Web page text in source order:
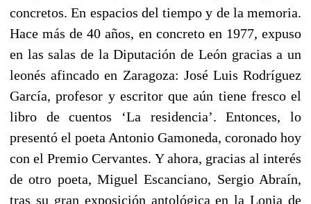
concretos. En espacios del tiempo y de la memoria.
Hace más de 40 años, en concreto en 1977, expuso
en las salas de la Diputación de León gracias a un
leonés afincado en Zaragoza: José Luis Rodríguez
García, profesor y escritor que aún tiene fresco el
libro de cuentos ‘La residencia’. Entonces, lo
presentó el poeta Antonio Gamoneda, coronado hoy
con el Premio Cervantes. Y ahora, gracias al interés
de otro poeta, Miguel Escanciano, Sergio Abraín,
tras su gran exposición antológica en la Lonja de